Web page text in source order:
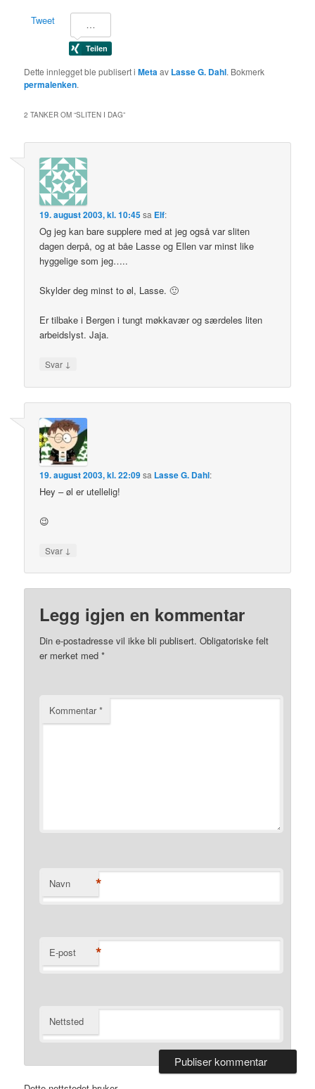
Tweet
Dette innlegget ble publisert iMetaav Lasse G. Dahl. Bokmerk
permalenken.
2 TANKER OM “SLITEN I DAG”
19. august 2003, kl. 10:45sa Elf:
Og jeg kan bare supplere med at jeg også var sliten
dagen derpå, og at båe Lasse og Ellen var minst like
hyggelige som jeg…..
Skylder deg minst to øl, Lasse. 🙂
Er tilbake i Bergen i tungt møkkavær og særdeles liten
arbeidslyst. Jaja.
Svar ↓
19. august 2003, kl. 22:09sa Lasse G. Dahl:
Hey – øl er utellelig!
😉
Svar ↓
Legg igjen en kommentar
Din e-postadresse vil ikke bli publisert. Obligatoriske felt
er merket med*
Kommentar*
Navn *
E-post *
Nettsted